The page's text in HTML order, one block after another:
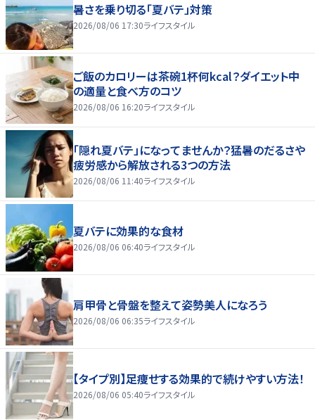
暑さを乗り切る「夏バテ」対策
2026/08/06 17:30ライフスタイル
ご飯のカロリーは茶碗1杯何kcal？ダイエット中
の適量と食べ方のコツ
2026/08/06 16:20ライフスタイル
「隠れ夏バテ」になってませんか？猛暑のだるさや
疲労感から解放される3つの方法
2026/08/06 11:40ライフスタイル
夏バテに効果的な食材
2026/08/06 06:40ライフスタイル
肩甲骨と骨盤を整えて姿勢美人になろう
2026/08/06 06:35ライフスタイル
【タイプ別】足痩せする効果的で続けやすい方法！
2026/08/06 05:40ライフスタイル